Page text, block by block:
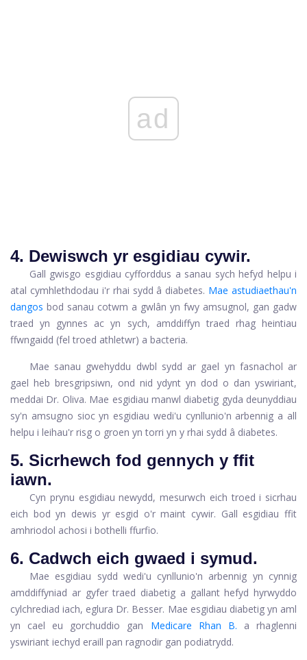
ad
4. Dewiswch yr esgidiau cywir.
Gall gwisgo esgidiau cyfforddus a sanau sych hefyd helpu i
atal cymhlethdodau i'r rhai sydd â diabetes. Mae astudiaethau'n
dangos bod sanau cotwm a gwlân yn fwy amsugnol, gan gadw
traed yn gynnes ac yn sych, amddiffyn traed rhag heintiau
ffwngaidd (fel troed athletwr) a bacteria.
Mae sanau gwehyddu dwbl sydd ar gael yn fasnachol ar
gael heb bresgripsiwn, ond nid ydynt yn dod o dan yswiriant,
meddai Dr. Oliva. Mae esgidiau manwl diabetig gyda deunyddiau
sy'n amsugno sioc yn esgidiau wedi'u cynllunio'n arbennig a all
helpu i leihau'r risg o groen yn torri yn y rhai sydd â diabetes.
5. Sicrhewch fod gennych y ffit
iawn.
Cyn prynu esgidiau newydd, mesurwch eich troed i sicrhau
eich bod yn dewis yr esgid o'r maint cywir. Gall esgidiau ffit
amhriodol achosi i bothelli ffurfio.
6. Cadwch eich gwaed i symud.
Mae esgidiau sydd wedi'u cynllunio'n arbennig yn cynnig
amddiffyniad ar gyfer traed diabetig a gallant hefyd hyrwyddo
cylchrediad iach, eglura Dr. Besser. Mae esgidiau diabetig yn aml
yn cael eu gorchuddio gan
Medicare Rhan B.
a rhaglenni
yswiriant iechyd eraill pan ragnodir gan podiatrydd.